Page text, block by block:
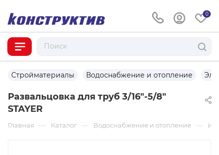
0
Стройматериалы Водоснабжение и отопление
Развальцовка для труб 3/16″-5/8"
STAYER
Главная — Каталог — Водоснабжение и отопление —